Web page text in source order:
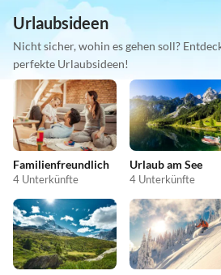
Urlaubsideen
Nicht sicher, wohin es gehen soll?
perfekte Urlaubsideen!
Familienfreundlich
4 Unterkünfte
Urlaub am See
4 Unterkünfte